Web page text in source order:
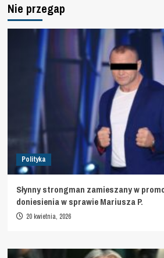
Nie przegap
Polityka
Słynny strongman zamieszany w
doniesienia w sprawie Mariusza P.
20 kwietnia, 2026